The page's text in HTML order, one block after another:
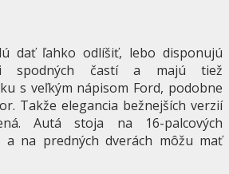
dať ľahko odlíšiť, lebo disponujú
spodných častí a majú tiež
s veľkým nápisom Ford, podobne
Takže elegancia bežnejších verzií
Autá stoja na 16-palcových
a na predných dverách môžu mať